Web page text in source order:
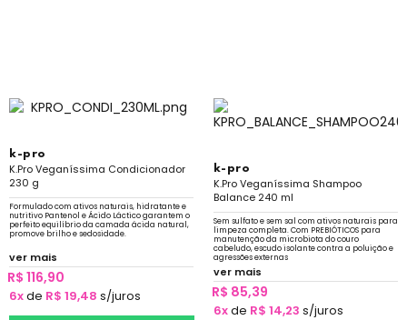
k-pro
K.Pro Veganíssima Condicionador
230 g
Formulado com ativos naturais, hidratante e
nutritivo Pantenol e Ácido Láctico garantem o
perfeito equilíbrio da camada ácida natural,
promove brilho e sedosidade.
ver mais
R$ 116,90
6xde R$ 19,48 s/juros
k-pro
K.Pro Veganíssima Shampoo
Balance 240 ml
Sem sulfato e sem sal com ativos naturais para
limpeza completa. Com PREBIÓTICOS para
manutenção da microbiota do couro
cabeludo, escudo isolante contra a poluição e
agressões externas
ver mais
R$ 85,39
6xde R$ 14,23 s/juros